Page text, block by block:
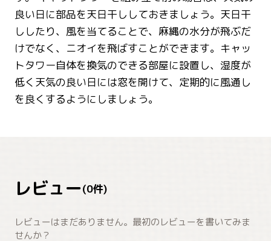
良い日に部品を天日干ししておきましょう。天日干
ししたり、風を当てることで、麻縄の水分が飛ぶだ
けでなく、ニオイを飛ばすことができます。キャッ
トタワー自体を換気のできる部屋に設置し、湿度が
低く天気の良い日には窓を開けて、定期的に風通し
を良くするようにしましょう。
レビュー(0件)
レビューはまだありません。最初のレビューを書いてみま
せんか？